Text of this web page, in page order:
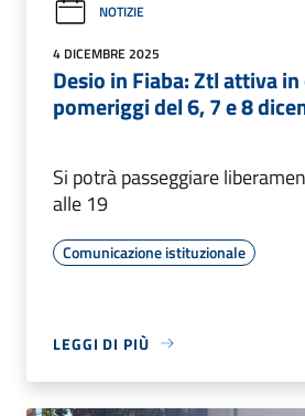
NOTIZIE
4 DICEMBRE 2025
Desio in Fiaba: Ztl attiva
pomeriggi del 6, 7 e 8
Si potrà passeggiare
alle 19
Comunicazione istituzionale
LEGGI DI PIÙ